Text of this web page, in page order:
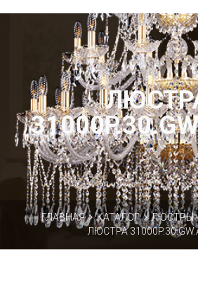
ГЛАВНАЯ КАТАЛОГ ЛЮСТРЫ
ЛЮСТРА